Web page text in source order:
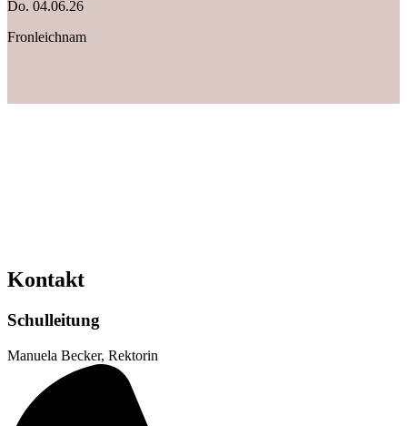
Do. 04.06.26
Fronleichnam
Kontakt
Schulleitung
Manuela Becker, Rektorin